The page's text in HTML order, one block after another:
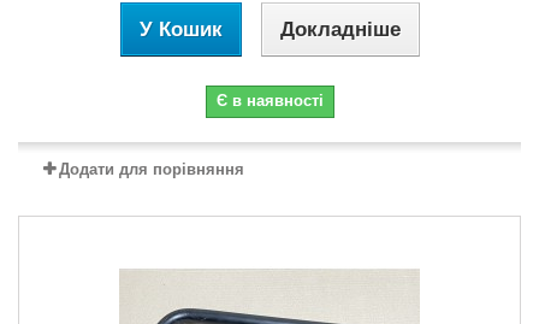
У Кошик Докладніше
Є в наявності
Додати для порівняння